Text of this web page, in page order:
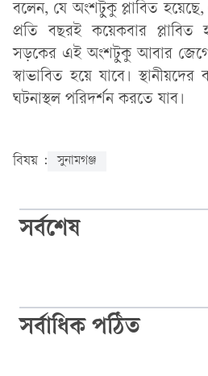
বলেন, যে অংশটুকু প্লাবিত
প্রতি বছরই কয়েকবার
সড়কের এই অংশটুকু আবার
স্বাভাবিত হয়ে যাবে।
ঘটনাস্থল পরিদর্শন করতে যাব।
বিষয় : সুনামগঞ্জ
সর্বশেষ
সর্বাধিক পঠিত